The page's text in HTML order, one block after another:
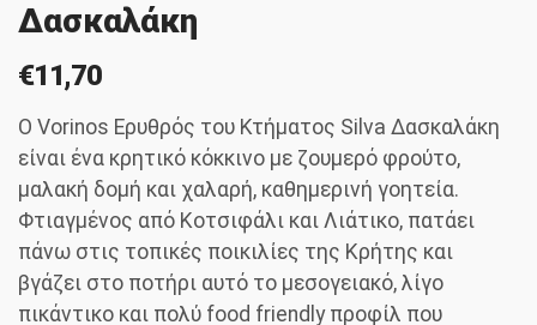
Δασκαλάκη
€11,70
Ο Vorinos Ερυθρός του Κτήματος Silva Δασκαλάκη
είναι ένα κρητικό κόκκινο με ζουμερό φρούτο,
μαλακή δομή και χαλαρή, καθημερινή γοητεία.
Φτιαγμένος από Κοτσιφάλι και Λιάτικο, πατάει
πάνω στις τοπικές ποικιλίες της Κρήτης και
βγάζει στο ποτήρι αυτό το μεσογειακό, λίγο
πικάντικο και πολύ food friendly προφίλ που